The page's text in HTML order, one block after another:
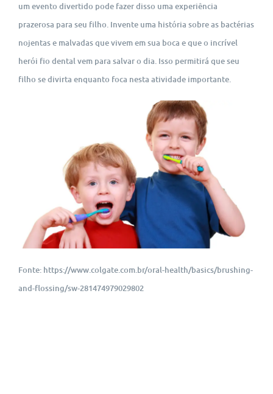
um evento divertido pode fazer disso uma experiência
prazerosa para seu filho. Invente uma história sobre as bactérias
nojentas e malvadas que vivem em sua boca e que o incrível
herói fio dental vem para salvar o dia. Isso permitirá que seu
filho se divirta enquanto foca nesta atividade importante.
Fonte: https://www.colgate.com.br/oral-health/basics/brushing-
and-flossing/sw-281474979029802